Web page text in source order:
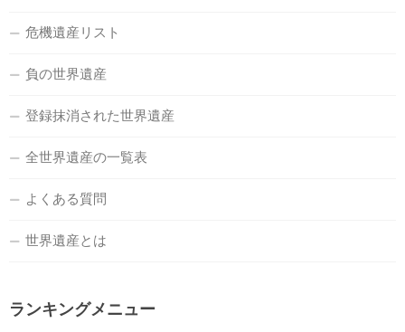
危機遺産リスト
負の世界遺産
登録抹消された世界遺産
全世界遺産の一覧表
よくある質問
世界遺産とは
ランキングメニュー